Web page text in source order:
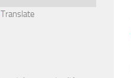
Translate